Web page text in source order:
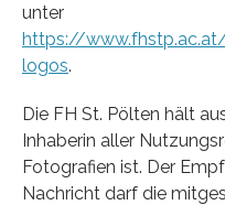
unter
https://
logos.
Die FH St. Pölten hält
Inhaberin aller
Fotografien ist. Der
Nachricht darf die